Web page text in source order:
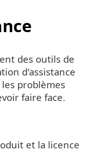
des outils de
d'assistance
problèmes
faire face.
et la licence